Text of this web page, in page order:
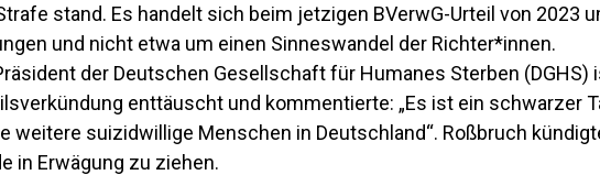
stand. Es handelt sich beim jetzigen BVerwG-Urteil von 2023
und nicht etwa um einen Sinneswandel der Richter*innen.
der Deutschen Gesellschaft für Humanes Sterben (DGHS)
enttäuscht und kommentierte: „Es ist ein schwarzer
weitere suizidwillige Menschen in Deutschland“. Roßbruch
in Erwägung zu ziehen.